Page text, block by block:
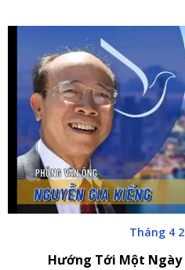
Tháng 4
Hướng Tới Một Ngày